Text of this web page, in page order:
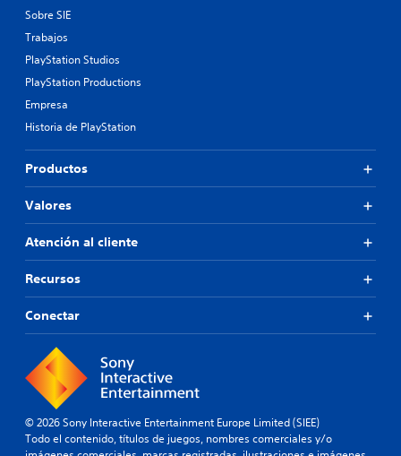
Sobre SIE
Trabajos
PlayStation Studios
PlayStation Productions
Empresa
Historia de PlayStation
Productos
Valores
Atención al cliente
Recursos
Conectar
© 2026 Sony Interactive Entertainment Europe Limited (SIEE)
Todo el contenido, títulos de juegos, nombres comerciales y/o